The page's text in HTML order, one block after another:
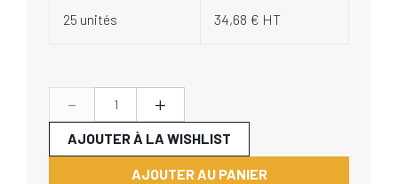
25 unités 34,68 € HT
- +
AJOUTER AU PANIER
AJOUTER À LA WISHLIST